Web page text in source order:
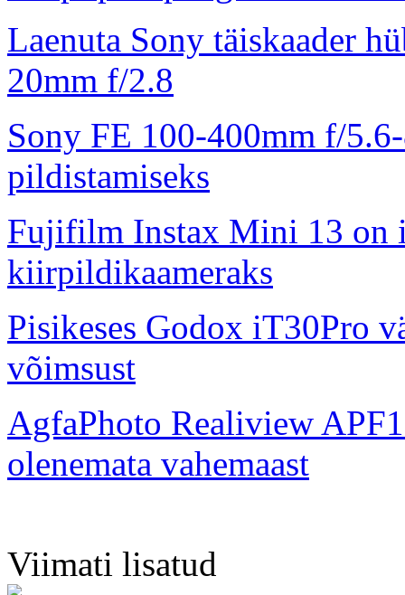
Laenuta Sony täiskaader
20mm f/2.8
Sony FE 100-400mm f/
pildistamiseks
Fujifilm Instax Mini 13 on
kiirpildikaameraks
Pisikeses Godox iT30Pro
võimsust
AgfaPhoto Realiview
olenemata vahemaast
Viimati lisatud